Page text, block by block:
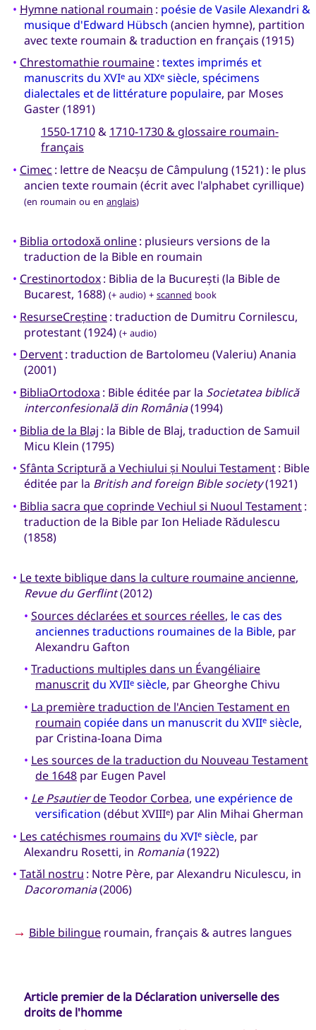
• Hymne national roumain : poésie de Vasile Alexandri &
musique d'Edward Hübsch (ancien hymne), partition
avec texte roumain & traduction en français (1915)
• Chrestomathie roumaine: textes imprimés et
manuscrits du XVIeau XIXesiècle, spécimens
dialectales et de littérature populaire, par Moses
Gaster (1891)
1550-1710& 1710-1730 & glossaire roumain-
français
• Cimec : lettre de Neacșu de Câmpulung (1521) : le plus
ancien texte roumain (écrit avec l'alphabet cyrillique)
(en roumain ou en anglais)
• Biblia ortodoxă online: plusieurs versions de la
traduction de la Bible en roumain
• Crestinortodox: Biblia de la București (la Bible de
Bucarest, 1688) (+ audio) + scanned book
• ResurseCreștine: traduction de Dumitru Cornilescu,
protestant (1924) (+ audio)
• Dervent: traduction de Bartolomeu (Valeriu) Anania
(2001)
• BibliaOrtodoxa : Bible éditée par la Societatea biblică
interconfesională din România(1994)
• Biblia de la Blaj : la Bible de Blaj, traduction de Samuil
Micu Klein (1795)
• Sfânta Scriptură a Vechiului și Noului Testament: Bible
éditée par la British and foreign Bible society(1921)
• Biblia sacra que coprinde Vechiul si Nuoul Testament:
traduction de la Bible par Ion Heliade Rădulescu
(1858)
• Le texte biblique dans la culture roumaine ancienne,
Revue du Gerflint(2012)
• Sources déclarées et sources réelles, le cas des
anciennes traductions roumaines de la Bible, par
Alexandru Gafton
• Traductions multiples dans un Évangéliaire
manuscritdu XVIIesiècle, par Gheorghe Chivu
• La première traduction de l'Ancien Testament en
roumain copiée dans un manuscrit du XVIIesiècle,
par Cristina-Ioana Dima
• Les sources de la traduction du Nouveau Testament
de 1648par Eugen Pavel
• Le Psautierde Teodor Corbea, une expérience de
versification (début XVIIIe) par Alin Mihai Gherman
• Les catéchismes roumains du XVIesiècle, par
Alexandru Rosetti, in Romania(1922)
• Tatăl nostru : Notre Père, par Alexandru Niculescu, in
Dacoromania(2006)
→ Bible bilingueroumain, français & autres langues
Article premier de la Déclaration universelle des
droits de l'homme